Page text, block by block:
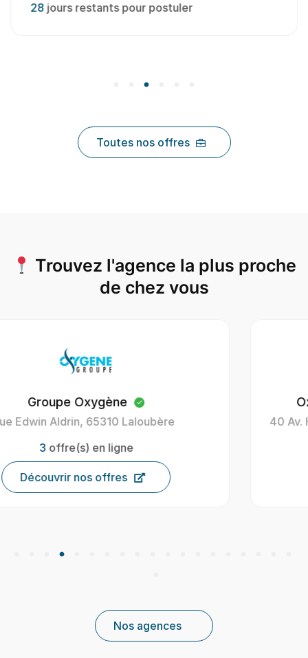
28 jours restants pour postuler
Toutes nos offres
Trouvez l'agence la plus proche
de chez vous
Oxygène Intérim Carcassonne
40 Av. Henri Gout, 11000 Carcassonne, France
9offre(s) en ligne
Découvrir nos offres
Nos agences